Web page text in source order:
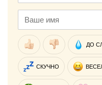
ДО
СКУЧНО